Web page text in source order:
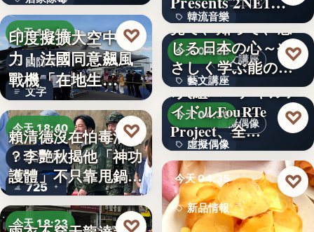
文字
除陳年…
今天 18:45
國防軍購
文字
印度擬擴大空中戰
力！法國同意飆風
戰機「在地生
產」，機隊規…
♡
今天 18:40
政治評論
725
賴清德沒在怕毒油案
？李艷秋揭他「神功
護體」不只靠甩鍋盧
秀…
♡
今天 18:23 ♡
韓流音樂
文字
藝文講座
今天 04:39
藝文講座
1,000円
見て、知って、感
じる日本の心～や
さしく学ぶ能の世
界へ
♡
虛擬偶像
今天 04:36
虛擬偶像
10
7人組バーチャルア
イドルFouRTe
Project、全…
♡
今天 04:35
新品情報
♡